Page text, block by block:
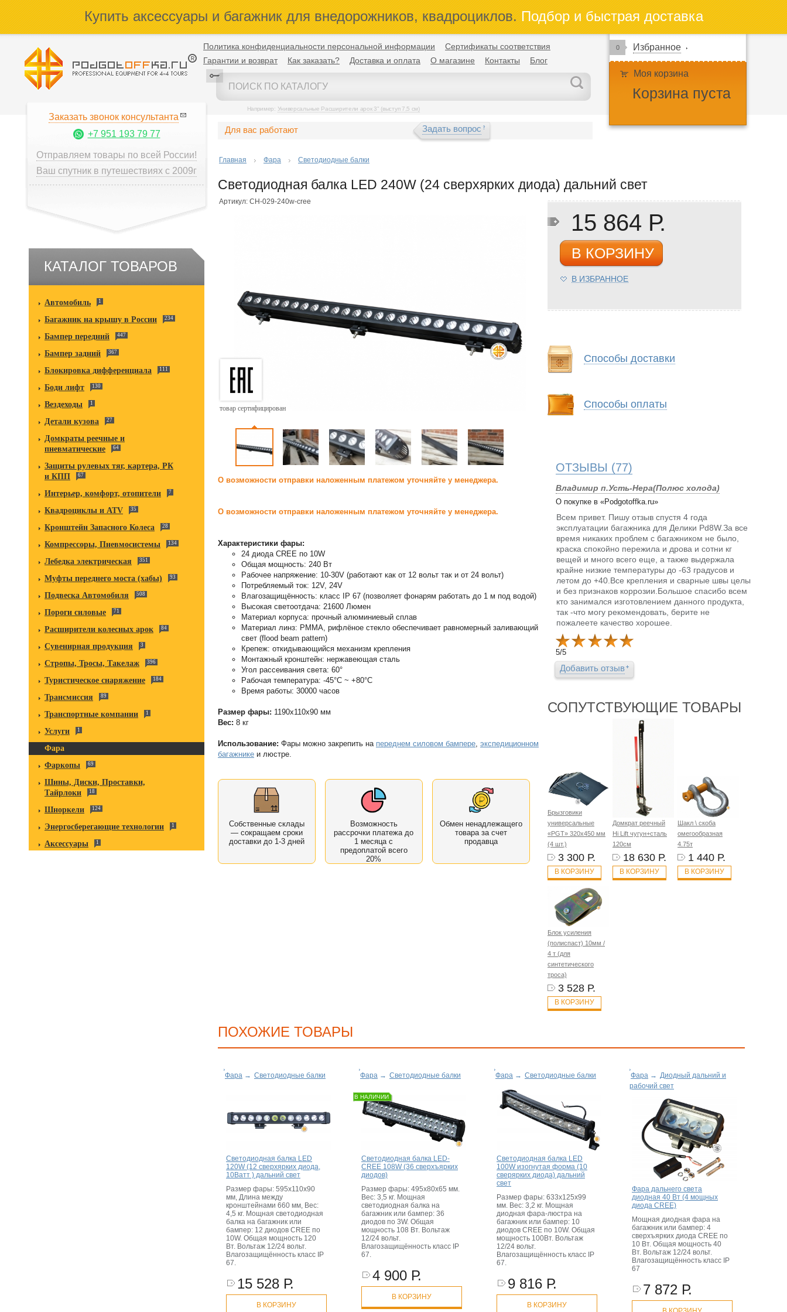
Купить аксессуары и багажник для внедорожников, квадроциклов.Подбор и быстрая доставка
Политика конфиденциальности персональной информации
Сертификаты соответствия
Гарантии и возврат
Как заказать? Доставка и оплата О магазине Контакты Блог
Например: Универсальные Расширители арок 3" (выступ 7,5 см)
0 Избранное
Моя корзина
Корзина пуста
Заказать звонок консультанта
+7 951 193 79 77
Отправляем товары по всей России!
Ваш спутник в путешествиях с 2009г
КАТАЛОГ ТОВАРОВ
Автомобиль 1
Багажник на крышу в России 234
Бампер передний 447
Бампер задний 367
Блокировка дифференциала 111
Боди лифт 130
Вездеходы 1
Детали кузова 27
Домкраты реечные и
пневматические
64
Защиты рулевых тяг, картера, РК
и КПП
67
Интерьер, комфорт, отопители 7
Квадроциклы и ATV 35
Кронштейн Запасного Колеса 28
Компрессоры, Пневмосистемы 134
Лебедка электрическая 351
Муфты переднего моста (хабы) 93
Подвеска Автомобиля 508
Пороги силовые 71
Расширители колесных арок 84
Сувенирная продукция 3
Стропы, Тросы, Такелаж 396
Туристическое снаряжение 184
Трансмиссия 89
Транспортные компании 1
Услуги 1
Фара
Фаркопы
69
Шины, Диски, Проставки,
Тайрлоки
18
Шноркели 124
Энергосберегающие технологии 1
Аксессуары 1
Для вас работают Задать вопрос
Главная Фара Светодиодные балки
Светодиодная балка LED 240W (24 сверхярких диода) дальний свет
Артикул: CH-029-240w-cree
товар сертифицирован
О возможности отправки наложенным платежом уточняйте у менеджера.
О возможности отправки наложенным платежом уточняйте у менеджера.
Характеристики фары:
24 диода CREE по 10W
Общая мощность: 240 Вт
Рабочее напряжение: 10-30V (работают как от 12 вольт так и от 24 вольт)
Потребляемый ток: 12V, 24V
Влагозащищённость: класс IP 67 (позволяет фонарям работать до 1 м под водой)
Высокая светоотдача: 21600 Люмен
Материал корпуса: прочный алюминиевый сплав
Материал линз: PMMA, рифлёное стекло обеспечивает равномерный заливающий
свет (flood beam pattern)
Крепеж: откидывающийся механизм крепления
Монтажный кронштейн: нержавеющая сталь
Угол рассеивания света: 60°
Рабочая температура: -45°С ~ +80°С
Время работы: 30000 часов
Размер фары: 1190х110х90 мм
Вес: 8 кг
Использование: Фары можно закрепить на переднем силовом бампере экспедиционном
багажнике и люстре.
Собственные склады
— сокращаем сроки
доставки до 1-3 дней
Возможность
рассрочки платежа до
1 месяца с
предоплатой всего
20%
Обмен ненадлежащего
товара за счет
продавца
15 864 Р.
В КОРЗИНУ
В ИЗБРАННОЕ
Способы доставки
Способы оплаты
ОТЗЫВЫ (77)
Владимир п.Усть-Нера(Полюс холода)
О покупке в «Podgotoffka.ru»
Всем привет. Пишу отзыв спустя 4 года
эксплуатации багажника для Делики Pd8W.За все
время никаких проблем с багажником не было,
краска спокойно пережила и дрова и сотни кг
вещей и много всего еще, а также выдержала
крайне низкие температуры до -63 градусов и
летом до +40.Все крепления и сварные швы целы
и без признаков коррозии.Большое спасибо всем
кто занимался изготовлением данного продукта,
так -что могу рекомендовать, берите не
пожалеете качество хорошее.
5/5
Добавить отзыв
СОПУТСТВУЮЩИЕ ТОВАРЫ
Брызговики
универсальные
«PGT» 320х450 мм
(4 шт.)
3 300 Р.
В КОРЗИНУ
Домкрат реечный
Hi Lift чугун+сталь
120см
18 630 Р.
В КОРЗИНУ
Шакл \ скоба
омегообразная
4.75т
1 440 Р.
В КОРЗИНУ
Блок усиления
(полиспаст) 10мм /
4 т (для
синтетического
троса)
3 528 Р.
В КОРЗИНУ
ПОХОЖИЕ ТОВАРЫ
Фара → Светодиодные балки
Светодиодная балка LED
120W (12 сверхярких диода,
10Ватт ) дальний свет
Размер фары: 595х110х90
мм, Длина между
кронштейнами 660 мм, Вес:
4,5 кг. Мощная светодиодная
балка на багажник или
бампер: 12 диодов CREE по
10W. Общая мощность 120
Вт. Вольтаж 12/24 вольт.
Влагозащищённость класс IP
67.
15 528 Р.
В КОРЗИНУ
Фара → Светодиодные балки
В НАЛИЧИИ
Светодиодная балка LED-
CREE 108W (36 сверхъярких
диодов)
Размер фары: 495х80х65 мм.
Вес: 3,5 кг. Мощная
светодиодная балка на
багажник или бампер: 36
диодов по 3W. Общая
мощность 108 Вт. Вольтаж
12/24 вольт.
Влагозащищённость класс IP
67.
4 900 Р.
В КОРЗИНУ
Фара → Светодиодные балки
Светодиодная балка LED
100W изогнутая форма (10
сверярких диода) дальний
свет
Размер фары: 633х125х99
мм. Вес: 3,2 кг. Мощная
диодная фара-люстра на
багажник или бампер: 10
диодов CREE по 10W. Общая
мощность 100Вт. Вольтаж
12/24 вольт.
Влагозащищённость класс IP
67.
9 816 Р.
В КОРЗИНУ
Фара → Диодный дальний и
рабочий свет
Фара дальнего света
диодная 40 Вт (4 мощных
диода CREE)
Мощная диодная фара на
багажник или бампер: 4
сверхъярких диода CREE по
10 Вт. Общая мощность 40
Вт. Вольтаж 12/24 вольт.
Влагозащищённость класс IP
67
7 872 Р.